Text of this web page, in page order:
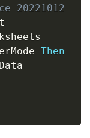
20221012
Then